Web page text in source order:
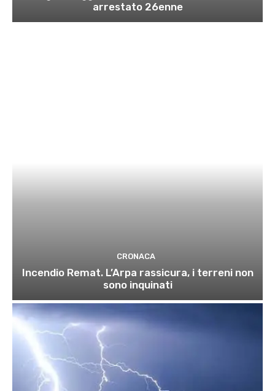
arrestato 26enne
CRONACA
Incendio Remat. L’Arpa rassicura, i terreni non
sono inquinati